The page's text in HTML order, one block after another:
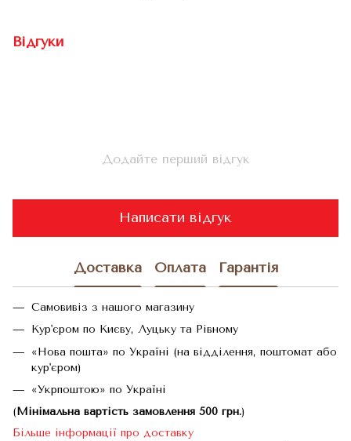
Відгуки
Додайте перший відгук
Написати відгук
Доставка Оплата Гарантія
Самовивіз з нашого магазину
Кур'єром по Києву, Луцьку та Рівному
«Нова пошта» по Україні (на відділення, поштомат або
кур'єром)
«Укрпоштою» по Україні
(Мінімальна вартість замовлення 500 грн.)
Більше інформації про доставку